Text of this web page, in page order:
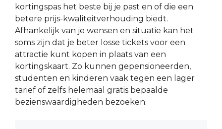
kortingspas het beste bij je past en of die een
betere prijs-kwaliteitverhouding biedt.
Afhankelijk van je wensen en situatie kan het
soms zijn dat je beter losse tickets voor een
attractie kunt kopen in plaats van een
kortingskaart. Zo kunnen gepensioneerden,
studenten en kinderen vaak tegen een lager
tarief of zelfs helemaal gratis bepaalde
bezienswaardigheden bezoeken.